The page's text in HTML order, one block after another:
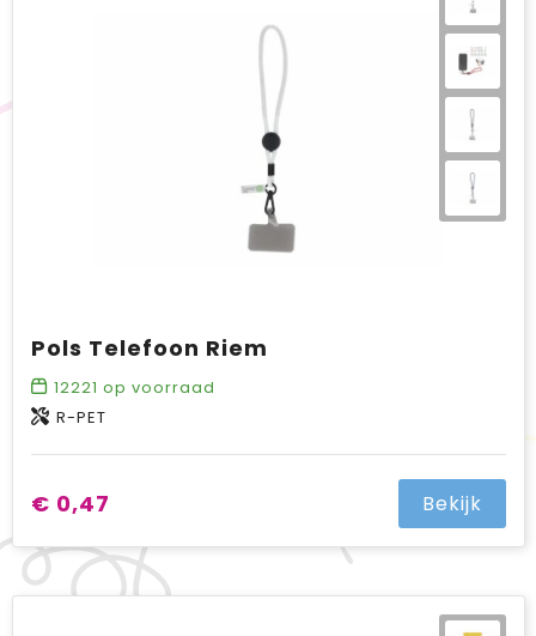
Brievenbuspakketten
Pols Telefoon Riem
12221 op voorraad
R-PET
€ 0,47 Bekijk